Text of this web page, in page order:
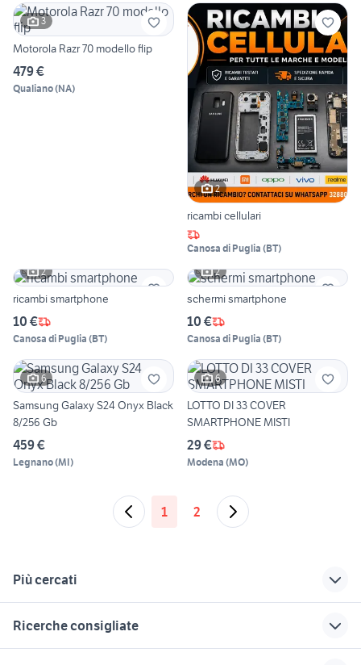
3
Motorola Razr 70 modello flip
479 €
Qualiano(NA)
2
ricambi cellulari
Canosa di Puglia (BT)
2
ricambi smartphone
10 €
Canosa di Puglia (BT)
2
schermi smartphone
10 €
Canosa di Puglia (BT)
6
Samsung Galaxy S24 Onyx Black
8/256 Gb
459 €
Legnano(MI)
6
LOTTO DI 33 COVER
SMARTPHONE MISTI
29 €
Modena (MO)
1 2
Più cercati
wilson blade 100 v8
Ricerche consigliate